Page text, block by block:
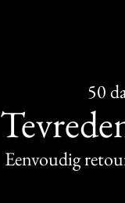
50
Eenvoudig